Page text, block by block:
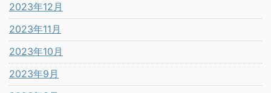
2023年12月
2023年11月
2023年10月
2023年9月